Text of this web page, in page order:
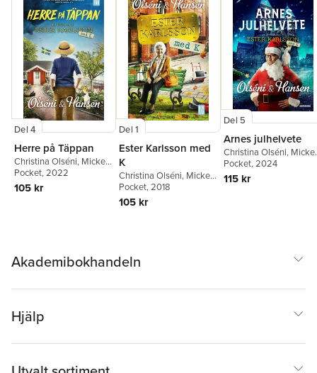
Del 4
Herre på Täppan
Christina Olséni, Micke
Hansen
Pocket, 2022
105 kr
Del 1
Ester Karlsson med
K
Christina Olséni, Micke
Hansen
Pocket, 2018
105 kr
Del 5
Arnes julhelvete
Christina Olséni, Micke
Hansen
Pocket, 2024
115 kr
Akademibokhandeln
Hjälp